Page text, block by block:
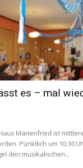
es – mal
Marienfried ist
Pünktlich um 10.30
den musikalischen...